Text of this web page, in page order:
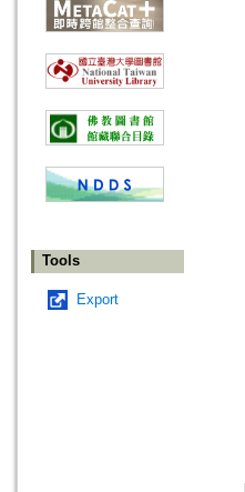
Tools
Export